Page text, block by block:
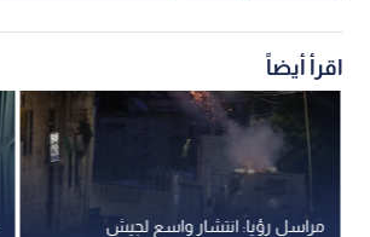
اقرأ أيضاً
مراسل رؤيا: انتشار واسع لجيش